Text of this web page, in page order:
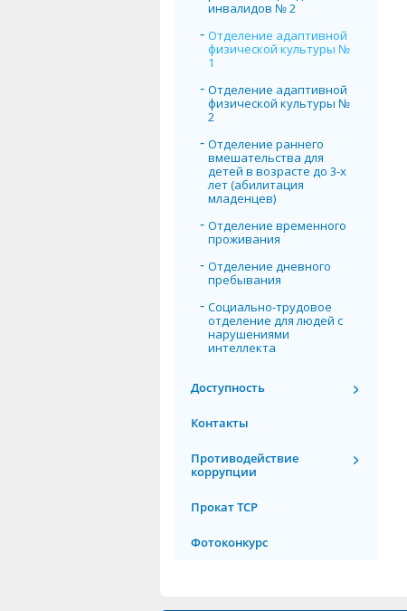
инвалидов № 2
Отделение адаптивной
физической культуры №
1
Отделение адаптивной
физической культуры №
2
Отделение раннего
вмешательства для
детей в возрасте до 3-х
лет (абилитация
младенцев)
Отделение временного
проживания
Отделение дневного
пребывания
Социально-трудовое
отделение для людей с
нарушениями
интеллекта
Доступность
Контакты
Противодействие
коррупции
Прокат ТСР
Фотоконкурс